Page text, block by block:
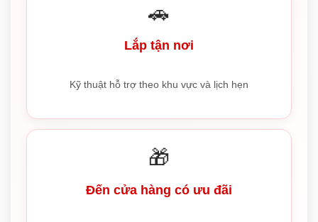
🚗
Lắp tận nơi
Kỹ thuật hỗ trợ theo khu vực và lịch hẹn
🎁
Đến cửa hàng có ưu đãi